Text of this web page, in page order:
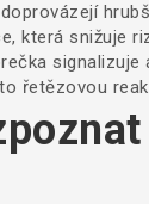
která snižuje
řetězovou